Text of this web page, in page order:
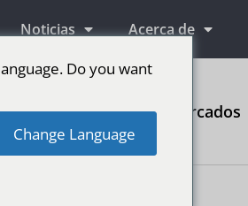
Noticias Acerca de
Deporte Más mercados
Do you want
Change Language